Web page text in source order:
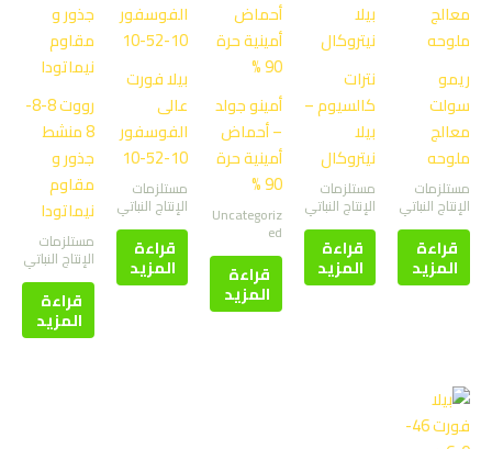
ريمو
سولت
معالج
ملوحه
مستلزمات
الإنتاج النباتي
قراءة
المزيد
نترات
كالسيوم –
بيلا
نيتروكال
مستلزمات
الإنتاج النباتي
قراءة
المزيد
أمينو جولد
– أحماض
أمينية حرة
90 %
Uncategoriz
ed
قراءة
المزيد
بيلا فورت
عالى
الفوسفور
10-52-10
مستلزمات
الإنتاج النباتي
قراءة
المزيد
رووت 8-8-
8 منشط
جذور و
مقاوم
نيماتودا
مستلزمات
الإنتاج النباتي
قراءة
المزيد